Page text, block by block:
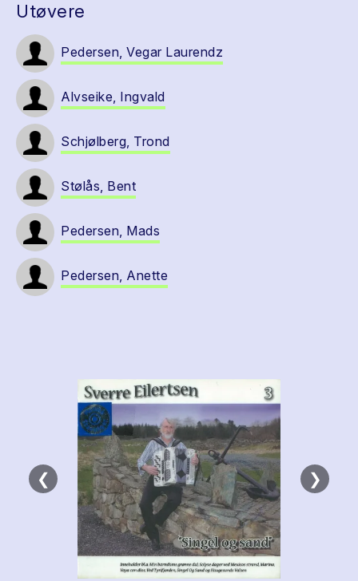
Utøvere
Pedersen, Vegar Laurendz
Alvseike, Ingvald
Schjølberg, Trond
Stølås, Bent
Pedersen, Mads
Pedersen, Anette
❮ ❯